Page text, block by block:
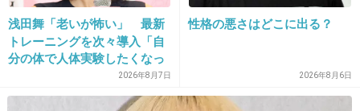
2件の返信
浅田舞「老いが怖い」 最新
トレーニングを次々導入「自
分の体で人体実験したくなっ
2026年8月7日
性格の悪さはどこに出る？
2026年8月6日